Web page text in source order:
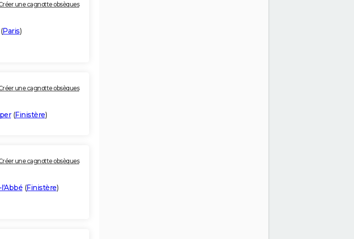
une cagnotte obsèques
(Paris)
une cagnotte obsèques
(Finistère)
une cagnotte obsèques
(Finistère)